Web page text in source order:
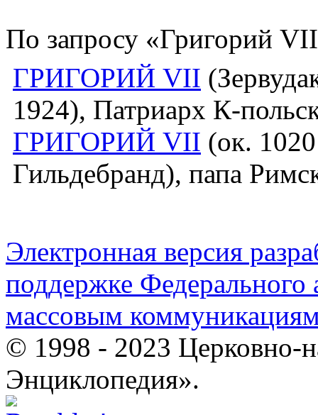
По запросу «Григорий
ГРИГОРИЙ VII
1924), Патриарх К-
ГРИГОРИЙ VII (ок.
Гильдебранд), папа
Электронная версия
поддержке Федерального
массовым
© 1998 - 2023 Церковно-
Энциклопедия».